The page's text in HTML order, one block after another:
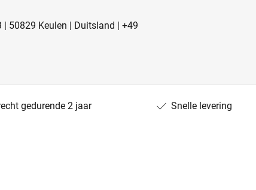
50829 Keulen | Duitsland | +49
gedurende 2 jaar Snelle levering